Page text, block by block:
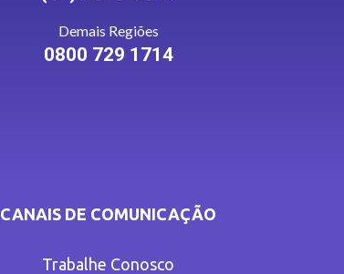
Demais Regiões
0800 729 1714
CANAIS DE COMUNICAÇÃO
Trabalhe Conosco